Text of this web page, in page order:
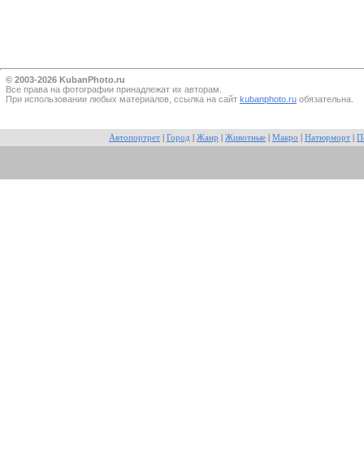
© 2003-2026 KubanPhoto.ru
Все прaва на фотографии принадлежат их авторам.
При использовании любых материалов, ссылка на сайт kubanphoto.ru обязательна.
Автопортрет Город Жанр Животные Макро Натюрморт